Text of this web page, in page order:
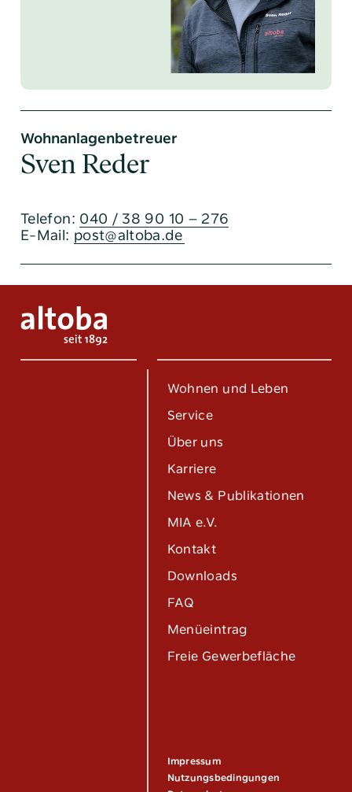
Wohnanlagenbetreuer
Sven Reder
Telefon: 040 / 38 90 10 – 276
E-Mail: post@altoba.de
Wohnen und Leben
Service
Über uns
Karriere
News & Publikationen
MIA e.V.
Kontakt
Downloads
FAQ
Menüeintrag
Freie Gewerbefläche
Impressum
Nutzungsbedingungen